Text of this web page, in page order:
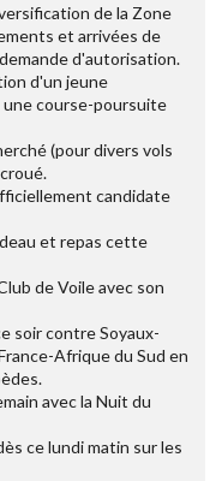
de la Zone
et arrivées de
d'autorisation.
d'un jeune
course-poursuite
(pour divers vols
candidate
et repas cette
de Voile avec son
soir contre Soyaux-
Afrique du Sud en
avec la Nuit du
ce lundi matin sur les